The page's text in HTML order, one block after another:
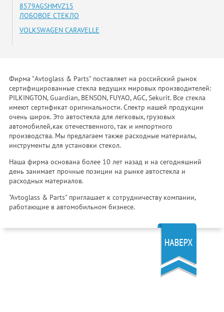
8579AGSHMVZ15
ЛОБОВОЕ СТЕКЛО
VOLKSWAGEN CARAVELLE
Фирма "Avtoglass & Parts" поставляет на российский рынок
сертифицированные стекла ведущих мировых производителей:
PILKINGTON, Guardian, BENSON, FUYAO, AGC, Sekurit. Все стекла
имеют сертификат оригинальности. Спектр нашей продукции
очень широк. Это автостекла для легковых, грузовых
автомобилей,как отечественного, так и импортного
производства. Мы предлагаем также расходные материалы,
инструменты для установки стекол.
Наша фирма основана более 10 лет назад и на сегодняшний
день занимает прочные позиции на рынке автостекла и
расходных материалов.
"Avtoglass & Parts" приглашает к сотрудничеству компании,
работающие в автомобильном бизнесе.